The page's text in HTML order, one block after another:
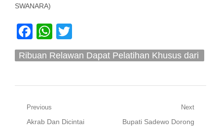
SWANARA)
Facebook
WhatsApp
Twitter
Ribuan Relawan Dapat Pelatihan Khusus dari
Navigasi
pos
Previous
Previous
Akrab Dan Dicintai
Next
Next
Bupati Sadewo Dorong